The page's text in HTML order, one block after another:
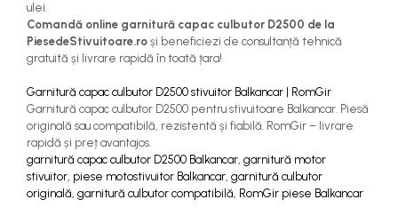
ulei.
Comandă online garnitură capac culbutor D2500 de la
PiesedeStivuitoare.ro și beneficiezi de consultanță tehnică
gratuită și livrare rapidă în toată țara!
Garnitură capac culbutor D2500 stivuitor Balkancar | RomGir
Garnitură capac culbutor D2500 pentru stivuitoare Balkancar. Piesă
originală sau compatibilă, rezistentă și fiabilă. RomGir – livrare
rapidă și preț avantajos.
garnitură capac culbutor D2500 Balkancar, garnitură motor
stivuitor, piese motostivuitor Balkancar, garnitură culbutor
originală, garnitură culbutor compatibilă, RomGir piese Balkancar